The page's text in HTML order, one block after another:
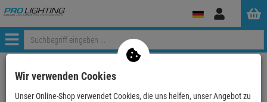
Anmelden
Menü
Weiter einkaufen ProLighting
F-34 Standard-Traversen
Wir verwenden Cookies
Unser Online-Shop verwendet Cookies, die uns helfen, unser Angebot zu